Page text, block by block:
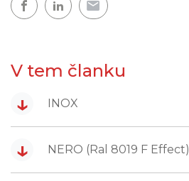
V tem članku
↓ INOX
↓ NERO (Ral 8019 F Effect)